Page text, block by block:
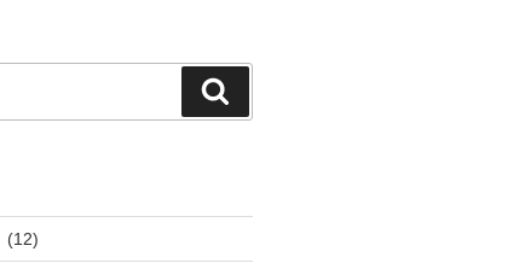
索
(12)